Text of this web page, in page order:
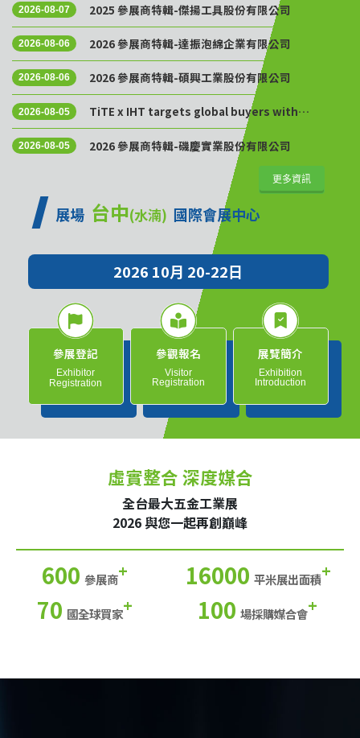
2026-08-07 2025 參展商特輯-傑揚工具股份有限公司
2026-08-06 2026 參展商特輯-達振泡綿企業有限公司
2026-08-06 2026 參展商特輯-碩興工業股份有限公司
2026-08-05
TiTE x IHT targets global buyers with
Golden Sourcing Week
2026-08-05 2026 參展商特輯-磯慶實業股份有限公司
更多資訊
展場 台中(水湳) 國際會展中心
2026 10月 20-22日
參展登記
Exhibitor
Registration
參觀報名
Visitor
Registration
展覽簡介
Exhibition
Introduction
虛實整合 深度媒合
全台最大五金工業展
2026 與您一起再創巔峰
600 參展商+ 16000 平米展出面積+
70 國全球買家+ 100 場採購媒合會+